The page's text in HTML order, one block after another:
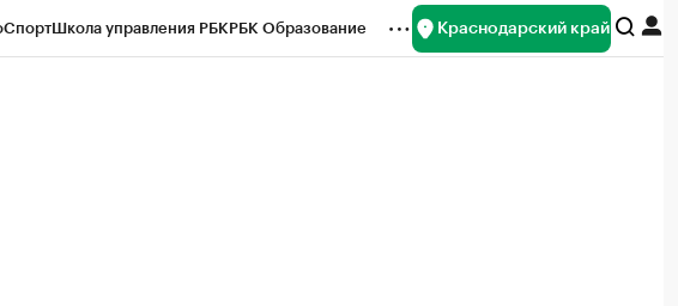
СпортШкола управления РБКРБК Образование Краснодарский край